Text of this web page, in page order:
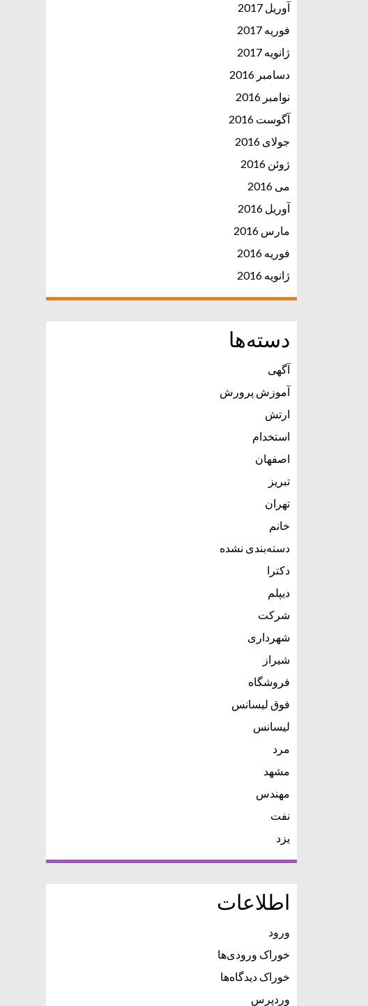
آوریل 2017
فوریه 2017
ژانویه 2017
دسامبر 2016
نوامبر 2016
آگوست 2016
جولای 2016
ژوئن 2016
می 2016
آوریل 2016
مارس 2016
فوریه 2016
ژانویه 2016
دسته‌ها
آگهی
آموزش پرورش
ارتش
استخدام
اصفهان
تبریز
تهران
خانم
دسته‌بندی نشده
دکترا
دیپلم
شرکت
شهرداری
شیراز
فروشگاه
فوق لیسانس
لیسانس
مرد
مشهد
مهندس
نفت
یزد
اطلاعات
ورود
خوراک ورودی‌ها
خوراک دیدگاه‌ها
وردپرس